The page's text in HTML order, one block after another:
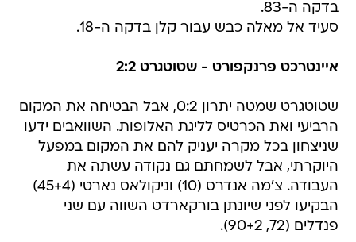
בדקה ה-83.
סעיד אל מאלה כבש עבור קלן בדקה ה-18.
איינטרכט פרנקפורט - שטוטגרט 2:2
שטוטגרט שמטה יתרון 0:2, אבל הבטיחה את המקום
הרביעי ואת הכרטיס לליגת האלופות. השוואבים ידעו
שניצחון בכל מקרה יעניק להם את המקום במפעל
היוקרתי, אבל לשמחתם גם נקודה עשתה את
העבודה. צ'מה אנדרס (10) וניקולאס נארטי (45+4)
הבקיעו לפני שיונתן בורקארדט השווה עם שני
פנדלים (72, 90+2).